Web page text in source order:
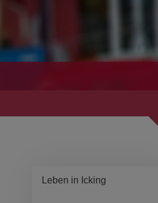
Leben in Icking